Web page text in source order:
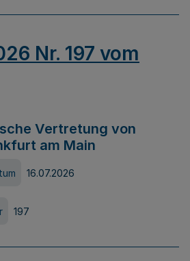
Nr. 197 vom
Vertretung von
am Main
16.07.2026
197